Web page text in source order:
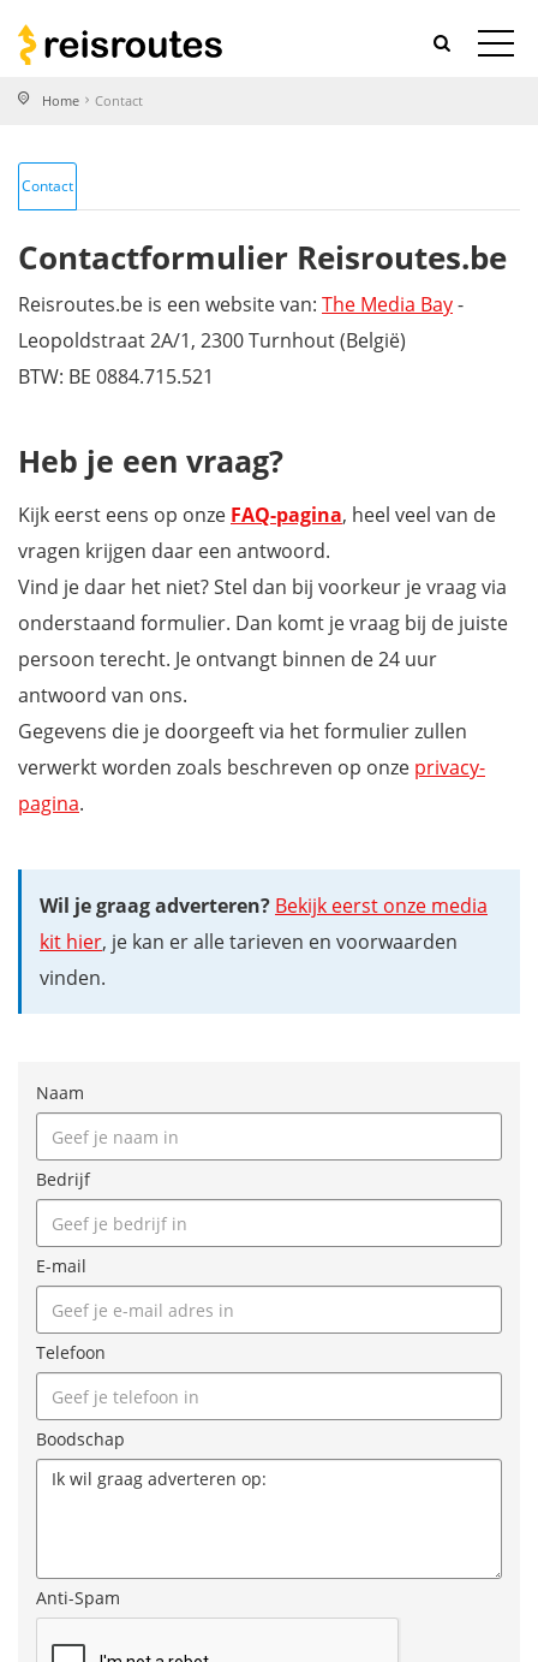
Home Contact
Contact
Contactformulier Reisroutes.be
Reisroutes.be is een website van: The Media Bay-
Leopoldstraat 2A/1, 2300 Turnhout (België)
BTW: BE 0884.715.521
Heb je een vraag?
Kijk eerst eens op onze FAQ-pagina, heel veel van de
vragen krijgen daar een antwoord.
Vind je daar het niet? Stel dan bij voorkeur je vraag via
onderstaand formulier. Dan komt je vraag bij de juiste
persoon terecht. Je ontvangt binnen de 24 uur
antwoord van ons.
Gegevens die je doorgeeft via het formulier zullen
verwerkt worden zoals beschreven op onze privacy-
pagina.
Wil je graag adverteren? Bekijk eerst onze media
kit hier, je kan er alle tarieven en voorwaarden
vinden.
Naam
Bedrijf
E-mail
Telefoon
Boodschap
Anti-Spam